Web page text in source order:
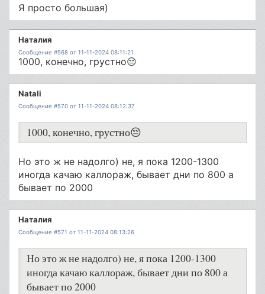
Я просто большая)
Наталия
Сообщение #568 от 11-11-2024 08:11:21
1000, конечно, грустно😔
Natali
Сообщение #570 от 11-11-2024 08:12:37
1000, конечно, грустно😔
Но это ж не надолго) не, я пока 1200-1300
иногда качаю каллораж, бывает дни по 800 а
бывает по 2000
Наталия
Сообщение #571 от 11-11-2024 08:13:26
Но это ж не надолго) не, я пока 1200-1300
иногда качаю каллораж, бывает дни по 800 а
бывает по 2000